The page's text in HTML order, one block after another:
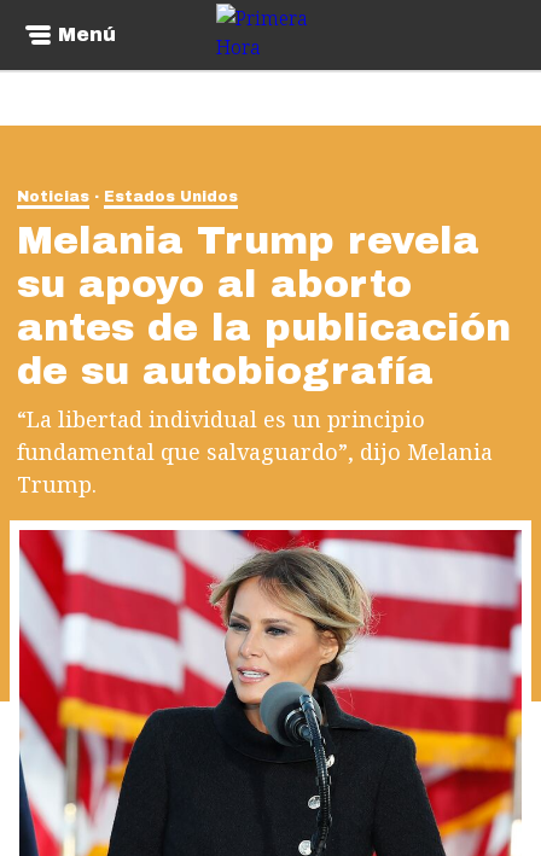
Menú
Noticias Estados Unidos
Melania Trump revela
su apoyo al aborto
antes de la publicación
de su autobiografía
“La libertad individual es un principio
fundamental que salvaguardo”, dijo Melania
Trump.